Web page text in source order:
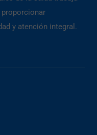
proporcionar
y atención integral.